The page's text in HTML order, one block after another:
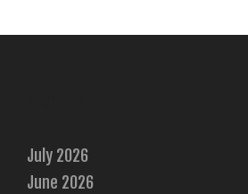
July 2026
June 2026